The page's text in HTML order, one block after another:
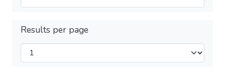
Results per page